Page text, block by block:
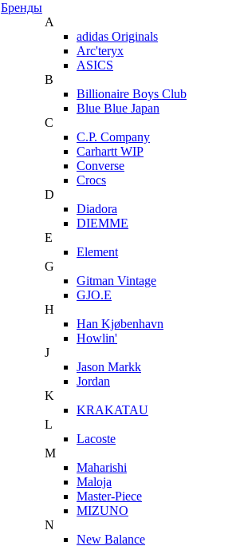
Бренды
A
adidas Originals
Arc'teryx
ASICS
B
Billionaire Boys Club
Blue Blue Japan
C
C.P. Company
Carhartt WIP
Converse
Crocs
D
Diadora
DIEMME
E
Element
G
Gitman Vintage
GJO.E
H
Han Kjøbenhavn
Howlin'
J
Jason Markk
Jordan
K
KRAKATAU
L
Lacoste
M
Maharishi
Maloja
Master-Piece
MIZUNO
N
New Balance